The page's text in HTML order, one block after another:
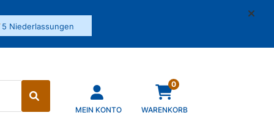
5 Niederlassungen
MEIN KONTO
0
WARENKORB